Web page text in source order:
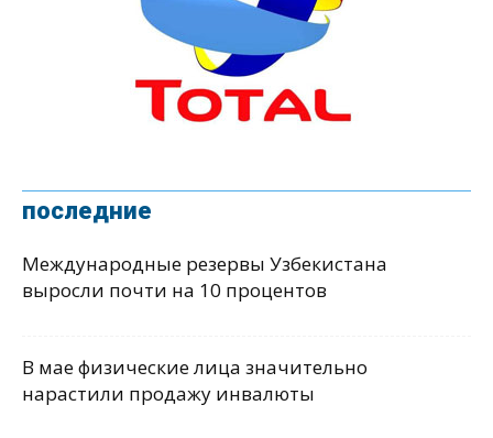
последние
Международные резервы Узбекистана
выросли почти на 10 процентов
В мае физические лица значительно
нарастили продажу инвалюты